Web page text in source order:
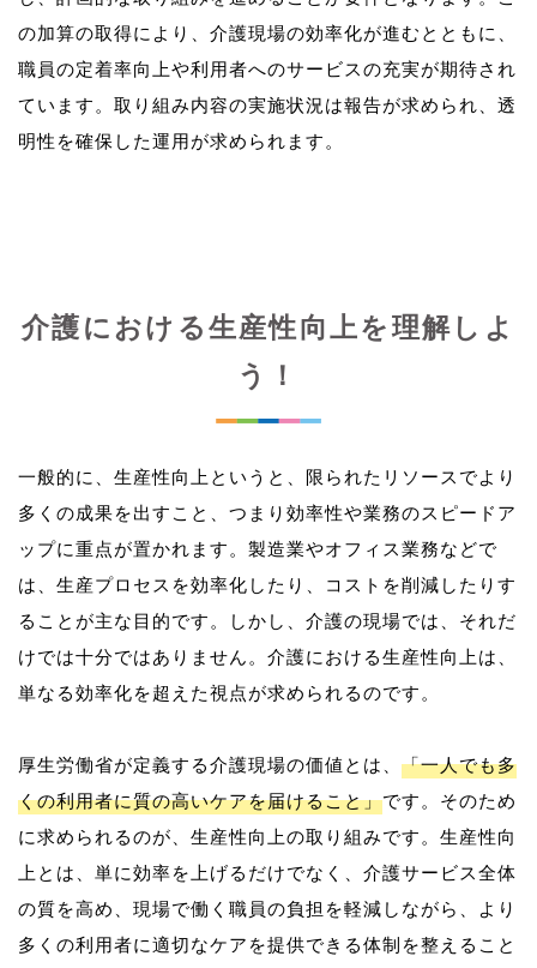
の加算の取得により、介護現場の効率化が進むとともに、
職員の定着率向上や利用者へのサービスの充実が期待され
ています。取り組み内容の実施状況は報告が求められ、透
介護における生産性向上を理解しよ
う！
一般的に、生産性向上というと、限られたリソースでより
多くの成果を出すこと、つまり効率性や業務のスピードア
ップに重点が置かれます。製造業やオフィス業務などで
は、生産プロセスを効率化したり、コストを削減したりす
ることが主な目的です。しかし、介護の現場では、それだ
けでは十分ではありません。介護における生産性向上は、
単なる効率化を超えた視点が求められるのです。
厚生労働省が定義する介護現場の価値とは、 「一人でも多
くの利用者に質の高いケアを届けること」です。そのため
に求められるのが、生産性向上の取り組みです。生産性向
上とは、単に効率を上げるだけでなく、介護サービス全体
の質を高め、現場で働く職員の負担を軽減しながら、より
多くの利用者に適切なケアを提供できる体制を整えること